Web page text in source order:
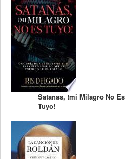
Satanas, !mi Milagro No Es
Tuyo!